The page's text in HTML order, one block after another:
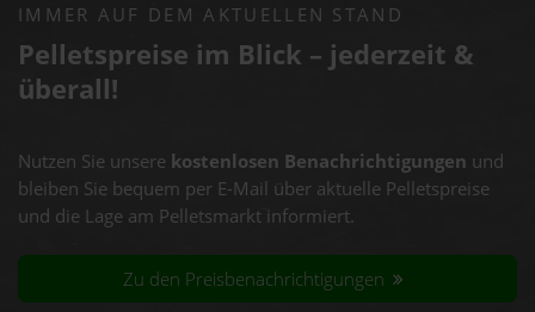
IMMER AUF DEM AKTUELLEN STAND
Pelletspreise im Blick – jederzeit &
überall!
Nutzen Sie unsere kostenlosen Benachrichtigungen und
bleiben Sie bequem per E-Mail über aktuelle Pelletspreise
und die Lage am Pelletsmarkt informiert.
Zu den Preisbenachrichtigungen